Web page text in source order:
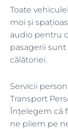
Toate
moi și
audio pentru
pasagerii
călătoriei.
Servicii
Transport
Înțelegem că
ne pliem pe